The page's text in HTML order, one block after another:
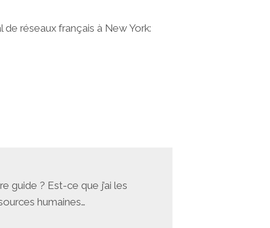
de réseaux français à New York:
guide ? Est-ce que j’ai les
humaines…